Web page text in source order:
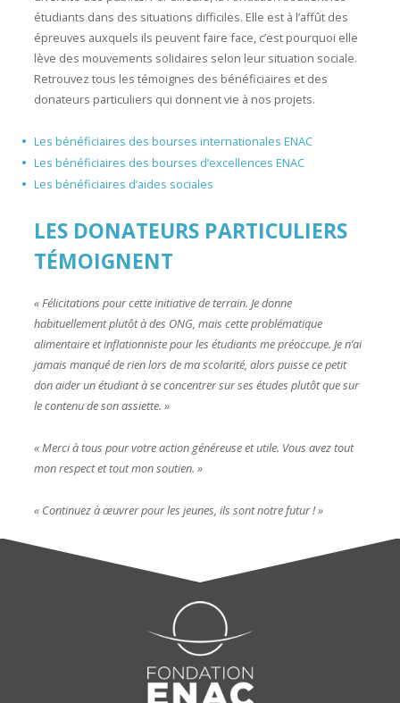
étudiants dans des situations difficiles. Elle est à l’affût des
épreuves auxquels ils peuvent faire face, c’est pourquoi elle
lève des mouvements solidaires selon leur situation sociale.
Retrouvez tous les témoignes des bénéficiaires et des
donateurs particuliers qui donnent vie à nos projets.
Les bénéficiaires des bourses internationales ENAC
Les bénéficiaires des bourses d’excellences ENAC
Les bénéficiaires d’aides sociales
LES DONATEURS PARTICULIERS
TÉMOIGNENT
« Félicitations pour cette initiative de terrain. Je donne
habituellement plutôt à des ONG, mais cette problématique
alimentaire et inflationniste pour les étudiants me préoccupe. Je n’ai
jamais manqué de rien lors de ma scolarité, alors puisse ce petit
don aider un étudiant à se concentrer sur ses études plutôt que sur
le contenu de son assiette. »
« Merci à tous pour votre action généreuse et utile. Vous avez tout
mon respect et tout mon soutien. »
« Continuez à œuvrer pour les jeunes, ils sont notre futur ! »